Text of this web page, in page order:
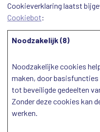
Cookieverklaring laatst
Cookiebot:
Noodzakelijk (8)
Noodzakelijke cookies
maken, door
tot beveiligde gedeelten
Zonder deze cookies kan
werken.